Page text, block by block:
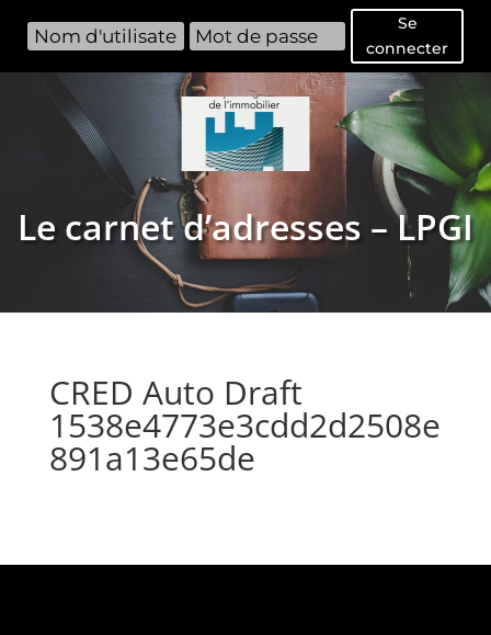
Se
connecter
Le carnet d’adresses – LPGI
CRED Auto Draft
1538e4773e3cdd2d2508e
891a13e65de